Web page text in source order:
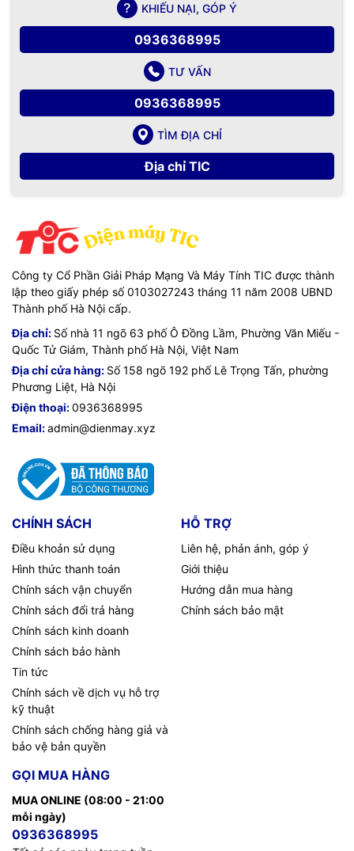
KHIẾU NẠI, GÓP Ý
0936368995
TƯ VẤN
0936368995
TÌM ĐỊA CHỈ
Địa chỉ TIC
Công ty Cổ Phần Giải Pháp Mạng Và Máy Tính TIC được thành
lập theo giấy phép số 0103027243 tháng 11 năm 2008 UBND
Thành phố Hà Nội cấp.
Địa chỉ: Số nhà 11 ngõ 63 phố Ô Đồng Lầm, Phường Văn Miếu -
Quốc Tử Giám, Thành phố Hà Nội, Việt Nam
Địa chỉ cửa hàng: Số 158 ngõ 192 phố Lê Trọng Tấn, phường
Phương Liệt, Hà Nội
Điện thoại:0936368995
Email:admin@dienmay.xyz
CHÍNH SÁCH
Điều khoản sử dụng
Hình thức thanh toán
Chính sách vận chuyển
Chính sách đổi trả hàng
Chính sách kinh doanh
Chính sách bảo hành
Tin tức
Chính sách về dịch vụ hỗ trợ
kỹ thuật
Chính sách chống hàng giả và
bảo vệ bản quyền
HỖ TRỢ
Liên hệ, phản ánh, góp ý
Giới thiệu
Hướng dẫn mua hàng
Chính sách bảo mật
GỌI MUA HÀNG
MUA ONLINE (08:00 - 21:00
mỗi ngày)
0936368995